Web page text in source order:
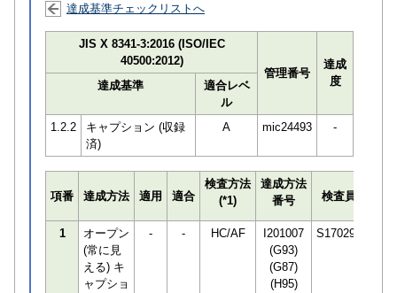
達成基準チェックリストへ
JIS X 8341-3:2016 (ISO/IEC
40500:2012)
管理番号
達成
度
達成基準
適合レベ
ル
1.2.2
キャプション (収録
済)
A mic24493 -
項番 達成方法 適用 適合
検査方法
(*1)
達成方法
番号
検査員
1
オープン
(常に見
える) キ
ャプショ
- - HC/AF
I201007
(G93)
(G87)
(H95)
S170294